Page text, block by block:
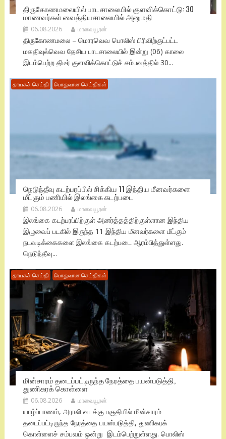
திருகோணமலையில் பாடசாலையில் குளவிக்கொட்டு: 30
மாணவர்கள் வைத்தியசாலையில் அனுமதி
06.08.2026 மாவையூரன்
திருகோணமலை – மொரவெவ பொலிஸ் பிரிவிற்குட்பட்ட
மகதிவுல்வெவ தேசிய பாடசாலையில் இன்று (06) காலை
இடம்பெற்ற திடீர் குளவிக்கொட்டுச் சம்பவத்தில் 30...
தாயகச் செய்தி பொதுவான செய்திகள்
நெடுந்தீவு கடற்பரப்பில் சிக்கிய 11 இந்திய மீனவர்களை
மீட்கும் பணியில் இலங்கை கடற்படை
06.08.2026 மாவையூரன்
இலங்கை கடற்பரப்பிற்குள் அனர்த்தத்திற்குள்ளான இந்திய
இழுவைப் படகில் இருந்த 11 இந்திய மீனவர்களை மீட்கும்
நடவடிக்கைகளை இலங்கை கடற்படை ஆரம்பித்துள்ளது.
நெடுந்தீவு...
தாயகச் செய்தி பொதுவான செய்திகள்
மின்சாரம் தடைப்பட்டிருந்த நேரத்தை பயன்படுத்தி,
துணிகரக் கொள்ளை
06.08.2026 மாவையூரன்
யாழ்ப்பாணம், அராலி வடக்கு பகுதியில் மின்சாரம்
தடைப்பட்டிருந்த நேரத்தை பயன்படுத்தி, துணிகரக்
கொள்ளைச் சம்பவம் ஒன்று இடம்பெற்றுள்ளது. பொலிஸ்